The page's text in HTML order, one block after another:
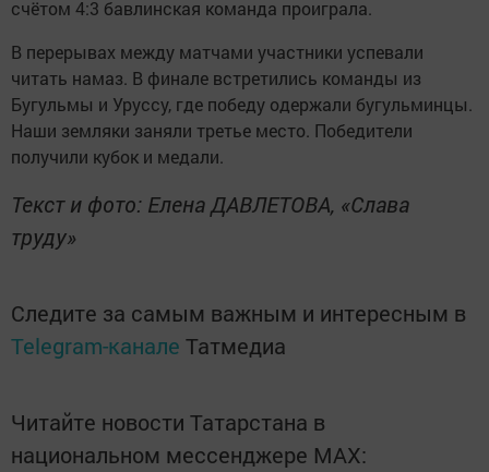
счётом 4:3 бавлинская команда проиграла.
В перерывах между матчами участники успевали
читать намаз. В финале встретились команды из
Бугульмы и Уруссу, где победу одержали бугульминцы.
Наши земляки заняли третье место. Победители
получили кубок и медали.
Текст и фото: Елена ДАВЛЕТОВА, «Слава
труду»
Следите за самым важным и интересным в
Telegram-канале Татмедиа
Читайте новости Татарстана в
национальном мессенджере MАХ: